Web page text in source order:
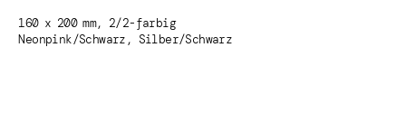
160 x 200 mm, 2/2-farbig
Neonpink/Schwarz, Silber/Schwarz